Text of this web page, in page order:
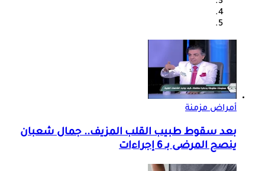
أمراض مزمنة
بعد سقوط طبيب القلب المزيف.. جمال شعبان
ينصح المرضى بـ 6 إجراءات